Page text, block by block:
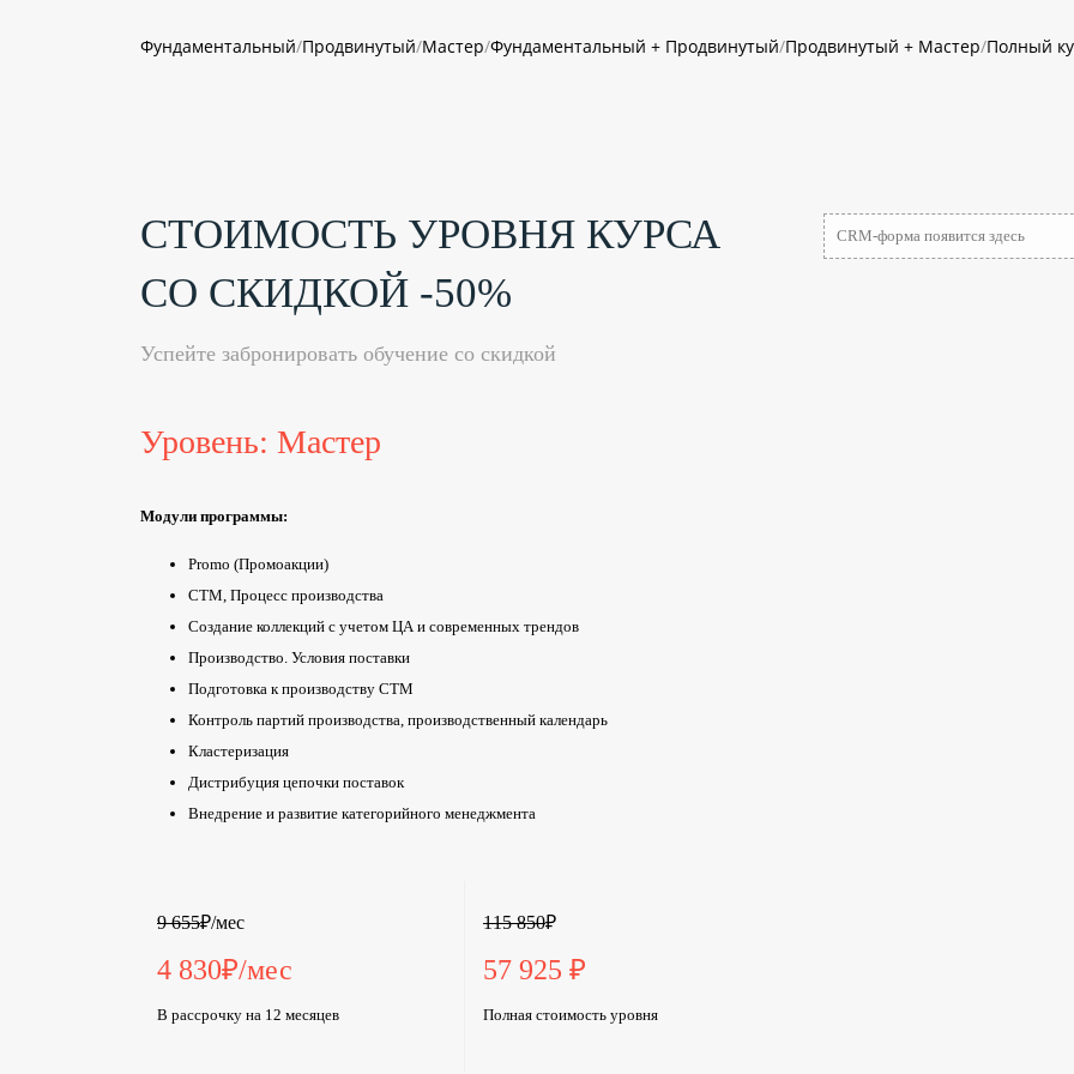
Фундаментальный/Продвинутый/Мастер/Фундаментальный + Продвинутый/Продвинутый + Мастер/Полный
СТОИМОСТЬ УРОВНЯ КУРСА
СО СКИДКОЙ -50%
Успейте забронировать обучение со скидкой
Уровень: Мастер
Модули программы:
Promo (Промоакции)
СТМ, Процесс производства
Создание коллекций c учетом ЦА и современных трендов
Производство. Условия поставки
Подготовка к производству СТМ
Контроль партий производства, производственный календарь
Кластеризация
Дистрибуция цепочки поставок
Внедрение и развитие категорийного менеджмента
9 655₽/мес
4 830₽/мес
В рассрочку на 12 месяцев
115 850₽
57 925 ₽
Полная стоимость уровня
CRM-форма появится здесь